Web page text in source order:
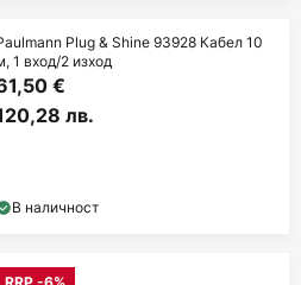
Plug & Shine 93928 Кабел 10
1 вход/2 изход
€
лв.
В наличност